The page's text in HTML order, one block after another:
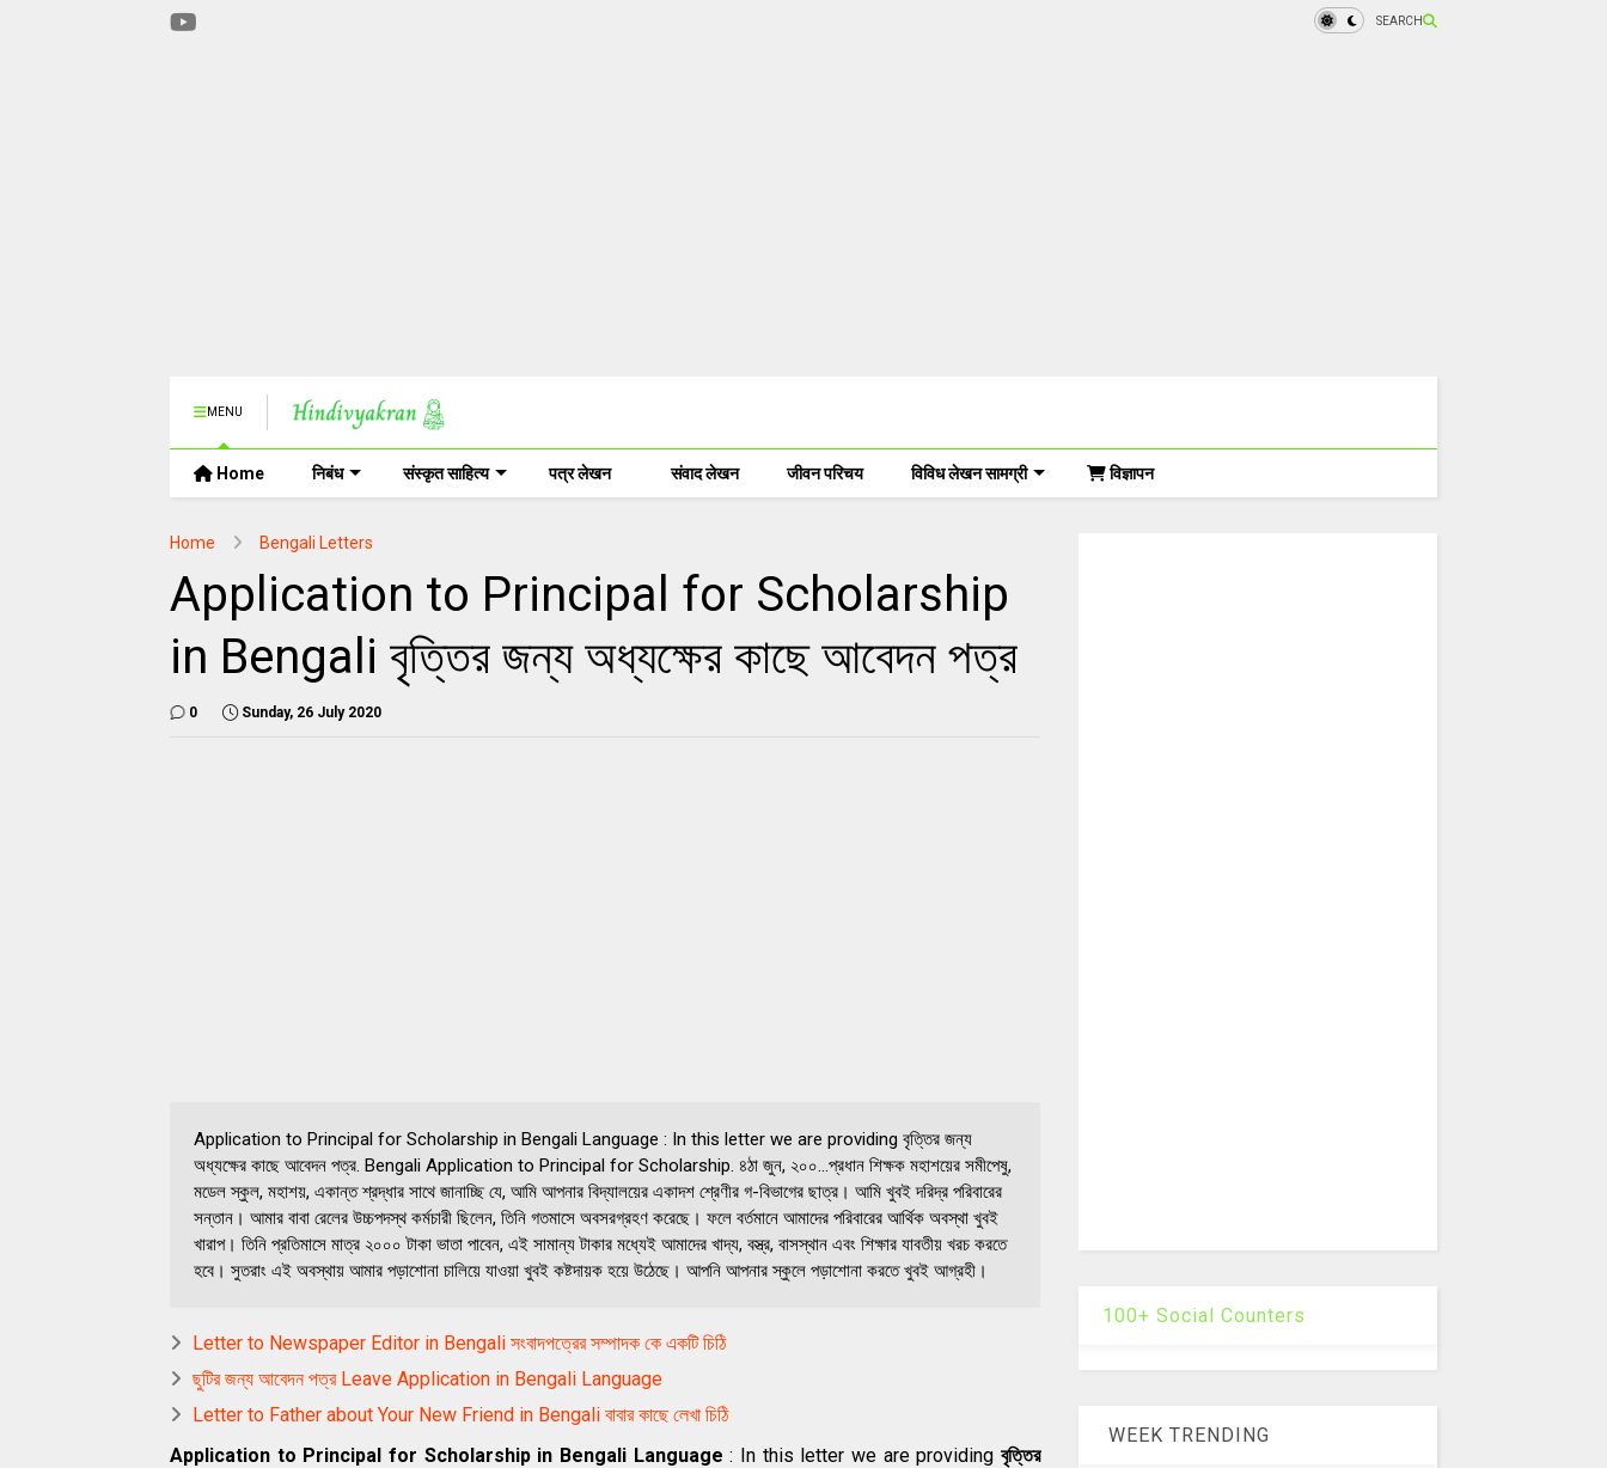
SEARCH
MENU
Home निबंध संस्कृत साहित्य पत्र लेखन संवाद लेखन जीवन परिचय विविध लेखन सामग्री विज्ञापन
Home Bengali Letters
Application to Principal for Scholarship
in Bengali বৃত্তির জন্য অধ্যক্ষের কাছে আবেদন পত্র
0 Sunday, 26 July 2020
Application to Principal for Scholarship in Bengali Language : In this letter we are providing বৃত্তির জন্য
অধ্যক্ষের কাছে আবেদন পত্র. Bengali Application to Principal for Scholarship. ৪ঠা জুন, ২০০...প্রধান শিক্ষক মহাশয়ের সমীপেষু,
মডেল স্কুল, মহাশয়, একান্ত শ্রদ্ধার সাথে জানাচ্ছি যে, আমি আপনার বিদ্যালয়ের একাদশ শ্রেণীর গ-বিভাগের ছাত্র। আমি খুবই দরিদ্র পরিবারের
সন্তান। আমার বাবা রেলের উচ্চপদস্থ কর্মচারী ছিলেন, তিনি গতমাসে অবসরগ্রহণ করেছে। ফলে বর্তমানে আমাদের পরিবারের আর্থিক অবস্থা খুবই
খারাপ। তিনি প্রতিমাসে মাত্র ২০০০ টাকা ভাতা পাবেন, এই সামান্য টাকার মধ্যেই আমাদের খাদ্য, বস্ত্র, বাসস্থান এবং শিক্ষার যাবতীয় খরচ করতে
হবে। সুতরাং এই অবস্থায় আমার পড়াশােনা চালিয়ে যাওয়া খুবই কষ্টদায়ক হয়ে উঠেছে। আপনি আপনার স্কুলে পড়াশােনা করতে খুবই আগ্রহী।
Letter to Newspaper Editor in Bengali সংবাদপত্রের সম্পাদক কে একটি চিঠি
ছুটির জন্য আবেদন পত্র Leave Application in Bengali Language
Letter to Father about Your New Friend in Bengali বাবার কাছে লেখা চিঠি
Application to Principal for Scholarship in Bengali Language : In this letter we are providingবৃত্তির
100+ Social Counters
WEEK TRENDING